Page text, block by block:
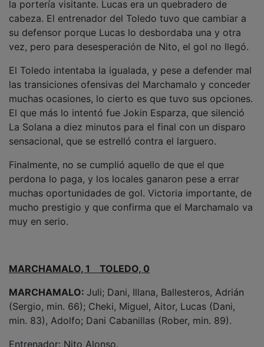
cabeza. El entrenador del Toledo tuvo que cambiar a
su defensor porque Lucas lo desbordaba una y otra
vez, pero para desesperación de Nito, el gol no llegó.
las transiciones ofensivas del Marchamalo y conceder
muchas ocasiones, lo cierto es que tuvo sus opciones.
El que más lo intentó fue Jokin Esparza, que silenció
La Solana a diez minutos para el final con un disparo
sensacional, que se estrelló contra el larguero.
perdona lo paga, y los locales ganaron pese a errar
muchas oportunidades de gol. Victoria importante, de
mucho prestigio y que confirma que el Marchamalo va
muy en serio.
(Sergio, min. 66); Cheki, Miguel, Aitor, Lucas (Dani,
min. 83), Adolfo; Dani Cabanillas (Rober, min. 89).